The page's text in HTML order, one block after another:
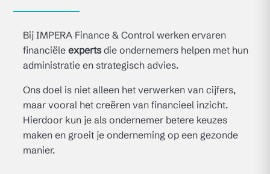
Bij IMPERA Finance & Control werken ervaren
financiële expertsdie ondernemers helpen met hun
administratie en strategisch advies.
Ons doel is niet alleen het verwerken van cijfers,
maar vooral het creëren van financieel inzicht.
Hierdoor kun je als ondernemer betere keuzes
maken en groeit je onderneming op een gezonde
manier.